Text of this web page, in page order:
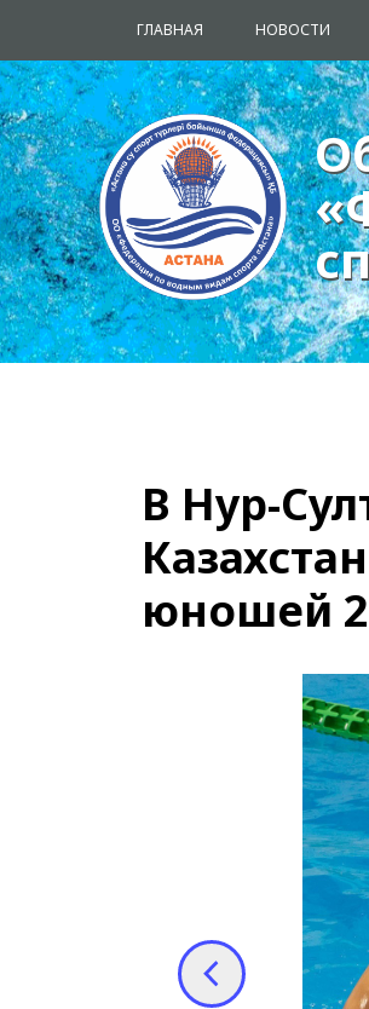
ГЛАВНАЯ НОВОСТИ
В Нур-
юношей